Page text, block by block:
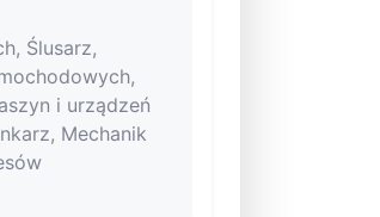
Ślusarz,
i urządzeń
Mechanik